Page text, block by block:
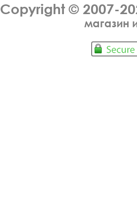
Copyright © 2007-
магазин